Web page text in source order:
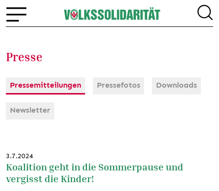
Presse
Pressemitteilungen Pressefotos Downloads
Newsletter
3.7.2024
Koalition geht in die Sommerpause und
vergisst die Kinder!